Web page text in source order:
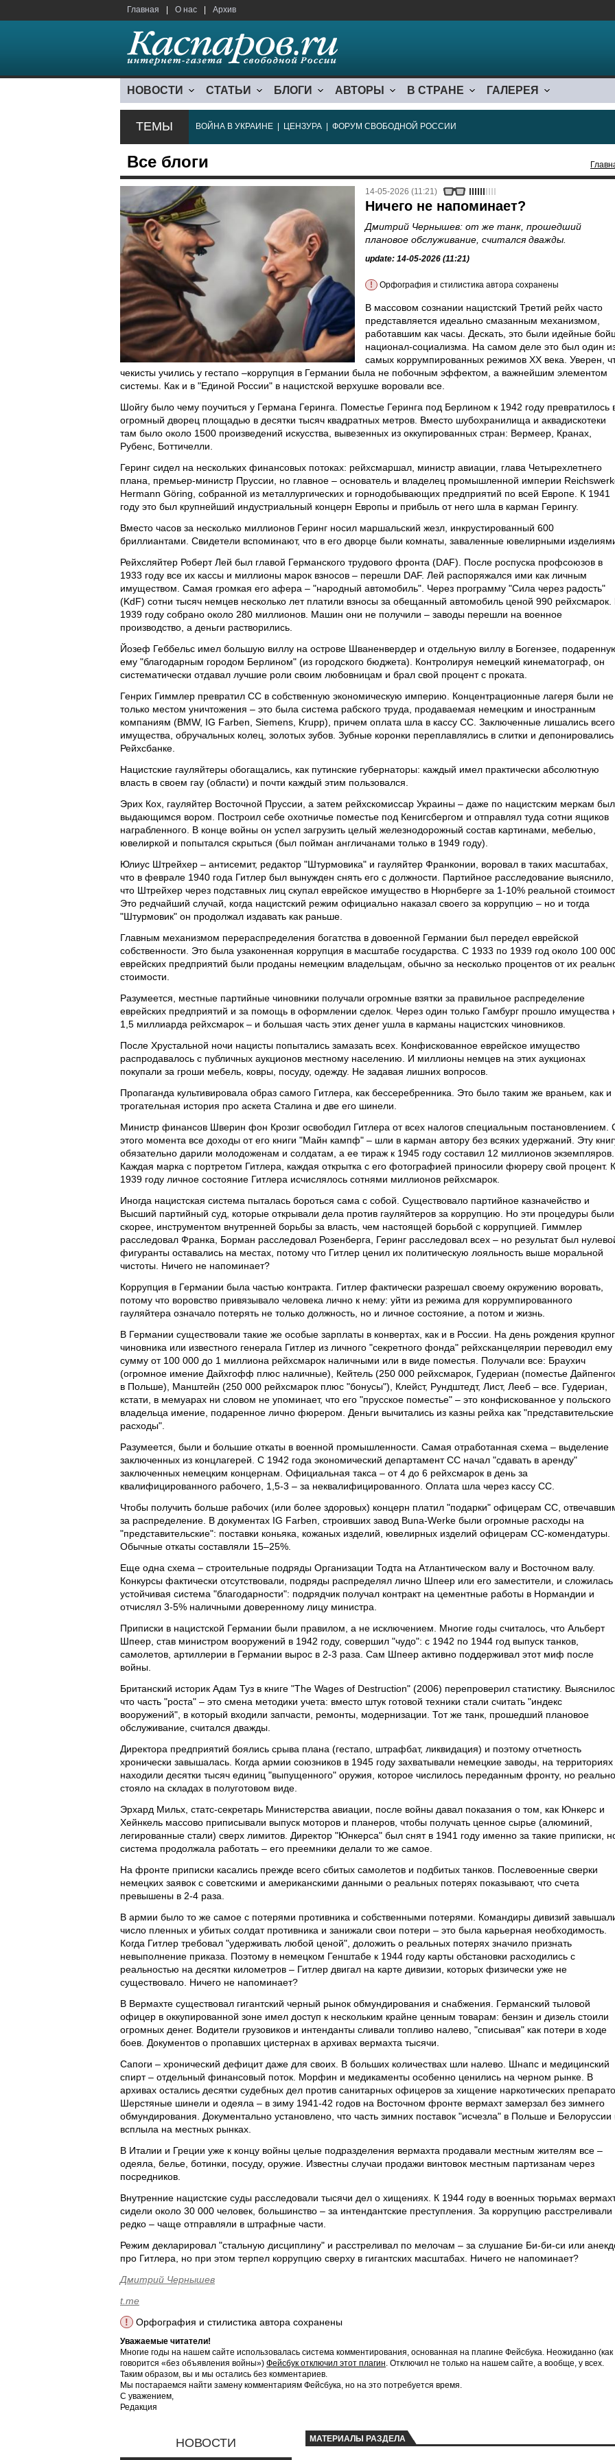
Главная О нас Архив
НОВОСТИ СТАТЬИ БЛОГИ АВТОРЫ В СТРАНЕ ГАЛЕРЕЯ
ТЕМЫ ВОЙНА В УКРАИНЕ ЦЕНЗУРА ФОРУМ СВОБОДНОЙ РОССИИ
Все блоги
14-05-2026 (11:21)
Ничего не напоминает?
Дмитрий Чернышев: от же танк, прошедший
плановое обслуживание, считался дважды.
update: 14-05-2026 (11:21)
! Орфография и стилистика автора сохранены
В массовом сознании нацистский Третий рейх часто
представляется идеально смазанным механизмом,
работавшим как часы. Дескать, это были идейные
национал-социализма. На самом деле это был один
самых коррумпированных режимов XX века. Уверен,
чекисты учились у гестапо –коррупция в Германии была не побочным эффектом, а важнейшим элементом
системы. Как и в "Единой России" в нацистской верхушке воровали все.
Шойгу было чему поучиться у Германа Геринга. Поместье Геринга под Берлином к 1942 году превратилось
огромный дворец площадью в десятки тысяч квадратных метров. Вместо шубохранилища и аквадискотеки
там было около 1500 произведений искусства, вывезенных из оккупированных стран: Вермеер, Кранах,
Рубенс, Боттичелли.
Геринг сидел на нескольких финансовых потоках: рейхсмаршал, министр авиации, глава Четырехлетнего
плана, премьер-министр Пруссии, но главное – основатель и владелец промышленной империи
Hermann Göring, собранной из металлургических и горнодобывающих предприятий по всей Европе. К 1941
году это был крупнейший индустриальный концерн Европы и прибыль от него шла в карман Герингу.
Вместо часов за несколько миллионов Геринг носил маршальский жезл, инкрустированный 600
бриллиантами. Свидетели вспоминают, что в его дворце были комнаты, заваленные ювелирными
Рейхсляйтер Роберт Лей был главой Германского трудового фронта (DAF). После роспуска профсоюзов в
1933 году все их кассы и миллионы марок взносов – перешли DAF. Лей распоряжался ими как личным
имуществом. Самая громкая его афера – "народный автомобиль". Через программу "Сила через радость"
(KdF) сотни тысяч немцев несколько лет платили взносы за обещанный автомобиль ценой 990 рейхсмарок.
1939 году собрано около 280 миллионов. Машин они не получили – заводы перешли на военное
производство, а деньги растворились.
Йозеф Геббельс имел большую виллу на острове Шваненвердер и отдельную виллу в Богензее,
ему "благодарным городом Берлином" (из городского бюджета). Контролируя немецкий кинематограф, он
систематически отдавал лучшие роли своим любовницам и брал свой процент с проката.
Генрих Гиммлер превратил СС в собственную экономическую империю. Концентрационные лагеря были не
только местом уничтожения – это была система рабского труда, продаваемая немецким и иностранным
компаниям (BMW, IG Farben, Siemens, Krupp), причем оплата шла в кассу СС. Заключенные лишались всего
имущества, обручальных колец, золотых зубов. Зубные коронки переплавлялись в слитки и депонировались
Рейхсбанке.
Нацистские гауляйтеры обогащались, как путинские губернаторы: каждый имел практически абсолютную
власть в своем гау (области) и почти каждый этим пользовался.
Эрих Кох, гауляйтер Восточной Пруссии, а затем рейхскомиссар Украины – даже по нацистским меркам был
выдающимся вором. Построил себе охотничье поместье под Кенигсбергом и отправлял туда сотни ящиков
награбленного. В конце войны он успел загрузить целый железнодорожный состав картинами, мебелью,
ювелиркой и попытался скрыться (был пойман англичанами только в 1949 году).
Юлиус Штрейхер – антисемит, редактор "Штурмовика" и гауляйтер Франконии, воровал в таких масштабах,
что в феврале 1940 года Гитлер был вынужден снять его с должности. Партийное расследование выяснило,
что Штрейхер через подставных лиц скупал еврейское имущество в Нюрнберге за 1-10% реальной
Это редчайший случай, когда нацистский режим официально наказал своего за коррупцию – но и тогда
"Штурмовик" он продолжал издавать как раньше.
Главным механизмом перераспределения богатства в довоенной Германии был передел еврейской
собственности. Это была узаконенная коррупция в масштабе государства. С 1933 по 1939 год около 100
еврейских предприятий были проданы немецким владельцам, обычно за несколько процентов от их
стоимости.
Разумеется, местные партийные чиновники получали огромные взятки за правильное распределение
еврейских предприятий и за помощь в оформлении сделок. Через один только Гамбург прошло имущества
1,5 миллиарда рейхсмарок – и большая часть этих денег ушла в карманы нацистских чиновников.
После Хрустальной ночи нацисты попытались замазать всех. Конфискованное еврейское имущество
распродавалось с публичных аукционов местному населению. И миллионы немцев на этих аукционах
покупали за гроши мебель, ковры, посуду, одежду. Не задавая лишних вопросов.
Пропаганда культивировала образ самого Гитлера, как бессеребренника. Это было таким же враньем, как и
трогательная история про аскета Сталина и две его шинели.
Министр финансов Шверин фон Крозиг освободил Гитлера от всех налогов специальным постановлением.
этого момента все доходы от его книги "Майн кампф" – шли в карман автору без всяких удержаний. Эту
обязательно дарили молодоженам и солдатам, а ее тираж к 1945 году составил 12 миллионов экземпляров.
Каждая марка с портретом Гитлера, каждая открытка с его фотографией приносили фюреру свой процент. К
1939 году личное состояние Гитлера исчислялось сотнями миллионов рейхсмарок.
Иногда нацистская система пыталась бороться сама с собой. Существовало партийное казначейство и
Высший партийный суд, которые открывали дела против гауляйтеров за коррупцию. Но эти процедуры были,
скорее, инструментом внутренней борьбы за власть, чем настоящей борьбой с коррупцией. Гиммлер
расследовал Франка, Борман расследовал Розенберга, Геринг расследовал всех – но результат был
фигуранты оставались на местах, потому что Гитлер ценил их политическую лояльность выше моральной
чистоты. Ничего не напоминает?
Коррупция в Германии была частью контракта. Гитлер фактически разрешал своему окружению воровать,
потому что воровство привязывало человека лично к нему: уйти из режима для коррумпированного
гауляйтера означало потерять не только должность, но и личное состояние, а потом и жизнь.
В Германии существовали такие же особые зарплаты в конвертах, как и в России. На день рождения
чиновника или известного генерала Гитлер из личного "секретного фонда" рейхсканцелярии переводил ему
сумму от 100 000 до 1 миллиона рейхсмарок наличными или в виде поместья. Получали все: Браухич
(огромное имение Дайхгофф плюс наличные), Кейтель (250 000 рейхсмарок, Гудериан (поместье
в Польше), Манштейн (250 000 рейхсмарок плюс "бонусы"), Клейст, Рундштедт, Лист, Лееб – все. Гудериан,
кстати, в мемуарах ни словом не упоминает, что его "прусское поместье" – это конфискованное у польского
владельца имение, подаренное лично фюрером. Деньги вычитались из казны рейха как "представительские
расходы".
Разумеется, были и большие откаты в военной промышленности. Самая отработанная схема – выделение
заключенных из концлагерей. С 1942 года экономический департамент СС начал "сдавать в аренду"
заключенных немецким концернам. Официальная такса – от 4 до 6 рейхсмарок в день за
квалифицированного рабочего, 1,5-3 – за неквалифицированного. Оплата шла через кассу СС.
Чтобы получить больше рабочих (или более здоровых) концерн платил "подарки" офицерам СС,
за распределение. В документах IG Farben, строивших завод Buna-Werke были огромные расходы на
"представительские": поставки коньяка, кожаных изделий, ювелирных изделий офицерам СС-комендатуры.
Обычные откаты составляли 15–25%.
Еще одна схема – строительные подряды Организации Тодта на Атлантическом валу и Восточном валу.
Конкурсы фактически отсутствовали, подряды распределял лично Шпеер или его заместители, и сложилась
устойчивая система "благодарности": подрядчик получал контракт на цементные работы в Нормандии и
отчислял 3-5% наличными доверенному лицу министра.
Приписки в нацистской Германии были правилом, а не исключением. Многие годы считалось, что Альберт
Шпеер, став министром вооружений в 1942 году, совершил "чудо": с 1942 по 1944 год выпуск танков,
самолетов, артиллерии в Германии вырос в 2-3 раза. Сам Шпеер активно поддерживал этот миф после
войны.
Британский историк Адам Туз в книге "The Wages of Destruction" (2006) перепроверил статистику.
что часть "роста" – это смена методики учета: вместо штук готовой техники стали считать "индекс
вооружений", в который входили запчасти, ремонты, модернизации. Тот же танк, прошедший плановое
обслуживание, считался дважды.
Директора предприятий боялись срыва плана (гестапо, штрафбат, ликвидация) и поэтому отчетность
хронически завышалась. Когда армии союзников в 1945 году захватывали немецкие заводы, на территориях
находили десятки тысяч единиц "выпущенного" оружия, которое числилось переданным фронту, но реально
стояло на складах в полуготовом виде.
Эрхард Мильх, статс-секретарь Министерства авиации, после войны давал показания о том, как Юнкерс и
Хейнкель массово приписывали выпуск моторов и планеров, чтобы получать ценное сырье (алюминий,
легированные стали) сверх лимитов. Директор "Юнкерса" был снят в 1941 году именно за такие приписки,
система продолжала работать – его преемники делали то же самое.
На фронте приписки касались прежде всего сбитых самолетов и подбитых танков. Послевоенные сверки
немецких заявок с советскими и американскими данными о реальных потерях показывают, что счета
превышены в 2-4 раза.
В армии было то же самое с потерями противника и собственными потерями. Командиры дивизий
число пленных и убитых солдат противника и занижали свои потери – это была карьерная необходимость.
Когда Гитлер требовал "удерживать любой ценой", доложить о реальных потерях значило признать
невыполнение приказа. Поэтому в немецком Генштабе к 1944 году карты обстановки расходились с
реальностью на десятки километров – Гитлер двигал на карте дивизии, которых физически уже не
существовало. Ничего не напоминает?
В Вермахте существовал гигантский черный рынок обмундирования и снабжения. Германский тыловой
офицер в оккупированной зоне имел доступ к нескольким крайне ценным товарам: бензин и дизель стоили
огромных денег. Водители грузовиков и интенданты сливали топливо налево, "списывая" как потери в ходе
боев. Документов о пропавших цистернах в архивах вермахта тысячи.
Сапоги – хронический дефицит даже для своих. В больших количествах шли налево. Шнапс и медицинский
спирт – отдельный финансовый поток. Морфин и медикаменты особенно ценились на черном рынке. В
архивах остались десятки судебных дел против санитарных офицеров за хищение наркотических
Шерстяные шинели и одеяла – в зиму 1941-42 годов на Восточном фронте вермахт замерзал без зимнего
обмундирования. Документально установлено, что часть зимних поставок "исчезла" в Польше и Белоруссии
всплыла на местных рынках.
В Италии и Греции уже к концу войны целые подразделения вермахта продавали местным жителям все –
одеяла, белье, ботинки, посуду, оружие. Известны случаи продажи винтовок местным партизанам через
посредников.
Внутренние нацистские суды расследовали тысячи дел о хищениях. К 1944 году в военных тюрьмах
сидели около 30 000 человек, большинство – за интендантские преступления. За коррупцию расстреливали
редко – чаще отправляли в штрафные части.
Режим декларировал "стальную дисциплину" и расстреливал по мелочам – за слушание Би-би-си или
про Гитлера, но при этом терпел коррупцию сверху в гигантских масштабах. Ничего не напоминает?
Дмитрий Чернышев
t.me
!
Орфография и стилистика автора сохранены
Уважаемые читатели!
Многие годы на нашем сайте использовалась система комментирования, основанная на плагине Фейсбука. Неожиданно (как
говорится «без объявления войны») Фейсбук отключил этот плагин. Отключил не только на нашем сайте, а вообще, у всех.
Таким образом, вы и мы остались без комментариев.
Мы постараемся найти замену комментариям Фейсбука, но на это потребуется время.
С уважением,
Редакция
НОВОСТИ МАТЕРИАЛЫ РАЗДЕЛА